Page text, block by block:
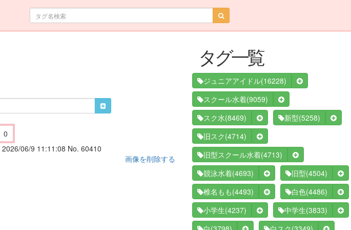
0
2026/06/9 11:11:08 No. 60410
画像を削除する
タグ一覧
ジュニアアイドル(16228)
スクール水着(9059)
スク水(8469) 新型(5258)
旧スク (4714)
旧型スクール水着(4713)
競泳水着(4693) 旧型(4504)
椎名もも (4493) 白色(4486)
小学生(4237) 中学生(3833)